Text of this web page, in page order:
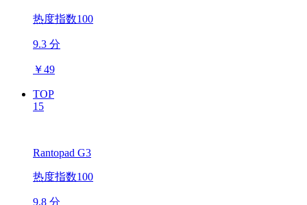
热度指数100
9.3 分
￥49
TOP
15
Rantopad G3
热度指数100
9.8 分